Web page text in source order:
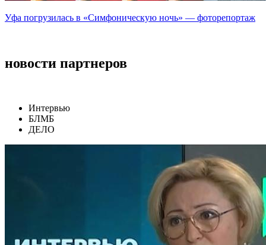
Уфа погрузилась в «Симфоническую ночь» — фоторепортаж
новости партнеров
Интервью
БЛМБ
ДЕЛО